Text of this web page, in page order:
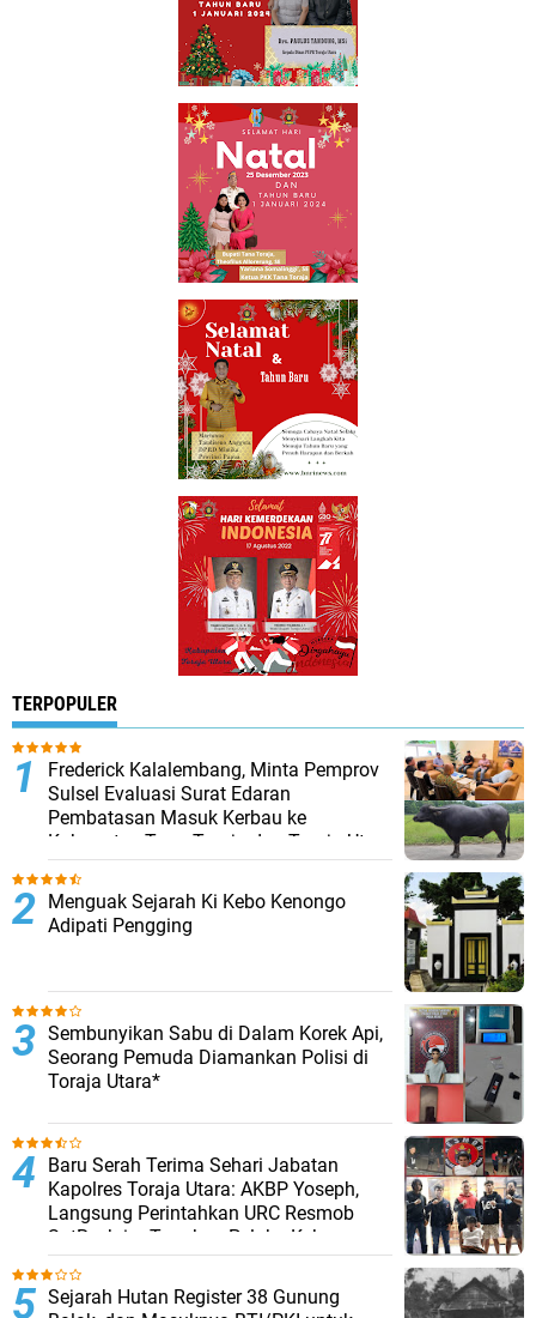
TERPOPULER
Frederick Kalalembang, Minta Pemprov
Sulsel Evaluasi Surat Edaran
Pembatasan Masuk Kerbau ke
Kabupaten Tana Toraja dan Toraja Utara
Menguak Sejarah Ki Kebo Kenongo
Adipati Pengging
Sembunyikan Sabu di Dalam Korek Api,
Seorang Pemuda Diamankan Polisi di
Toraja Utara*
Baru Serah Terima Sehari Jabatan
Kapolres Toraja Utara: AKBP Yoseph,
Langsung Perintahkan URC Resmob
SatReskrim Tangkap Pelaku Kekerasan
Seksual Anak Di Bawah Umur
Sejarah Hutan Register 38 Gunung